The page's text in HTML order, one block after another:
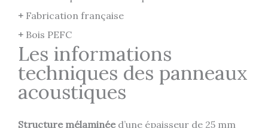
+ Fabrication française
+ Bois PEFC
Les informations
techniques des panneaux
acoustiques
Structure mélaminéed’une épaisseur de 25 mm